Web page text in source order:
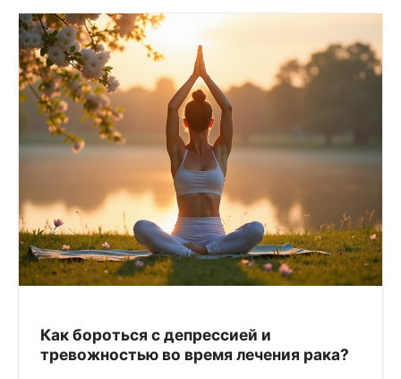
Как бороться с депрессией и
тревожностью во время лечения рака?